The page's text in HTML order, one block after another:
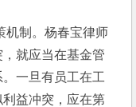
制。杨春宝律师
就应当在基金管
一旦有员工在工
益冲突，应在第